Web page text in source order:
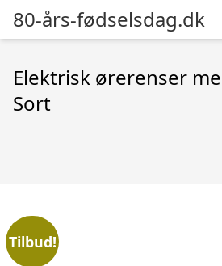
80-års-fødselsdag.dk
Elektrisk ørerenser
Sort
Tilbud!